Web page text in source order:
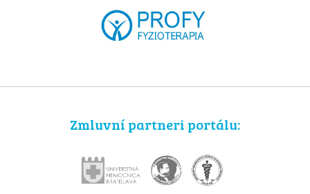
Zmluvní partneri portálu: